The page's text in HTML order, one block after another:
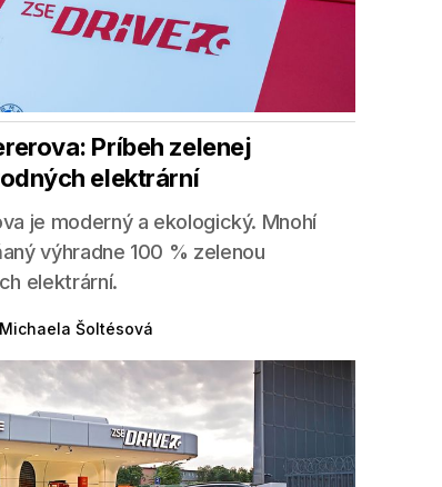
Príbeh zelenej
elektrární
je moderný a ekologický. Mnohí
výhradne 100 % zelenou
elektrární.
Michaela Šoltésová